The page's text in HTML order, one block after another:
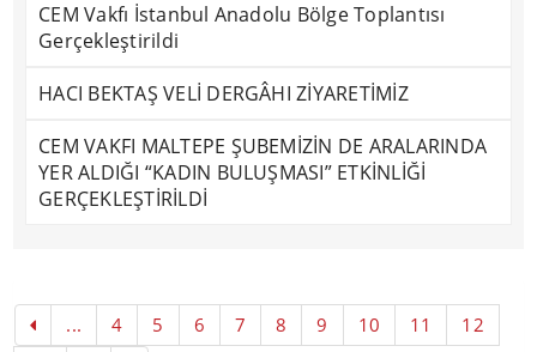
CEM Vakfı İstanbul Anadolu Bölge Toplantısı
Gerçekleştirildi
HACI BEKTAŞ VELİ DERGÂHI ZİYARETİMİZ
CEM VAKFI MALTEPE ŞUBEMİZİN DE ARALARINDA
YER ALDIĞI “KADIN BULUŞMASI” ETKİNLİĞİ
GERÇEKLEŞTİRİLDİ
... 4 5 6 7 8 9 10 11 12